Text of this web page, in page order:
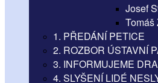
Josef
Tomáš
1. PŘEDÁNÍ PETICE
2. ROZBOR ÚSTAVNÍ
3. INFORMUJEME
4. SLYŠENÍ LIDÉ